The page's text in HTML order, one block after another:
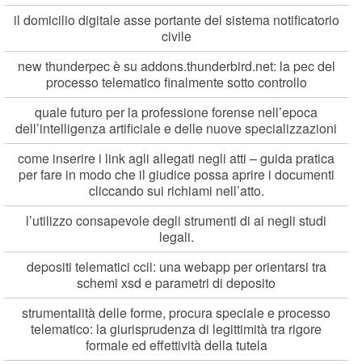
il domicilio digitale asse portante del sistema notificatorio
civile
new thunderpec è su addons.thunderbird.net: la pec del
processo telematico finalmente sotto controllo
quale futuro per la professione forense nell’epoca
dell’intelligenza artificiale e delle nuove specializzazioni
come inserire i link agli allegati negli atti – guida pratica
per fare in modo che il giudice possa aprire i documenti
cliccando sui richiami nell’atto.
l’utilizzo consapevole degli strumenti di ai negli studi
legali.
depositi telematici ccii: una webapp per orientarsi tra
schemi xsd e parametri di deposito
strumentalità delle forme, procura speciale e processo
telematico: la giurisprudenza di legittimità tra rigore
formale ed effettività della tutela